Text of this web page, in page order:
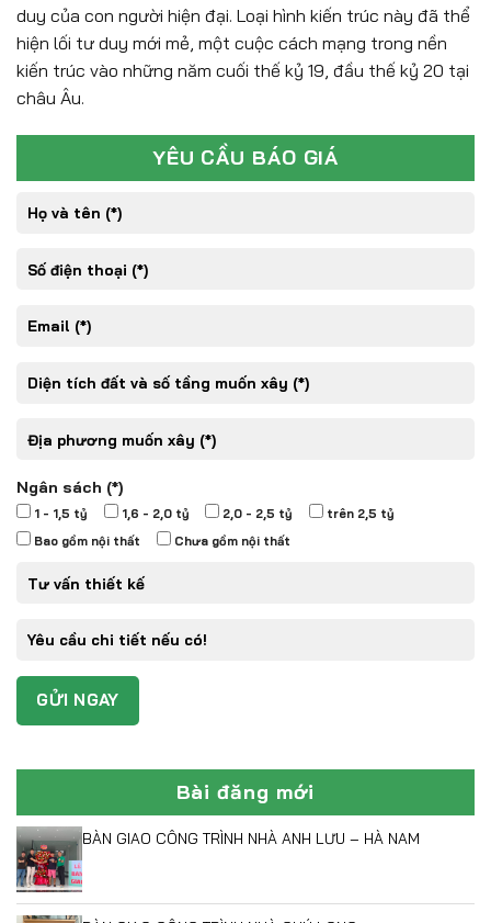
duy của con người hiện đại. Loại hình kiến trúc này đã thể
hiện lối tư duy mới mẻ, một cuộc cách mạng trong nền
kiến trúc vào những năm cuối thế kỷ 19, đầu thế kỷ 20 tại
châu Âu.
YÊU CẦU BÁO GIÁ
Ngân sách (*)
1 - 1,5 tỷ 1,6 - 2,0 tỷ 2,0 - 2,5 tỷ
trên 2,5 tỷ
Bao gồm nội thất
Chưa gồm nội thất
Bài đăng mới
BÀN GIAO CÔNG TRÌNH NHÀ ANH LƯU – HÀ NAM